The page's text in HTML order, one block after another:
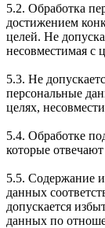
5.2. Обработка
достижением
целей. Не
несовместимая с
5.3. Не
персональные
целях,
5.4. Обработке
которые
5.5. Содержание
данных
допускается
данных по